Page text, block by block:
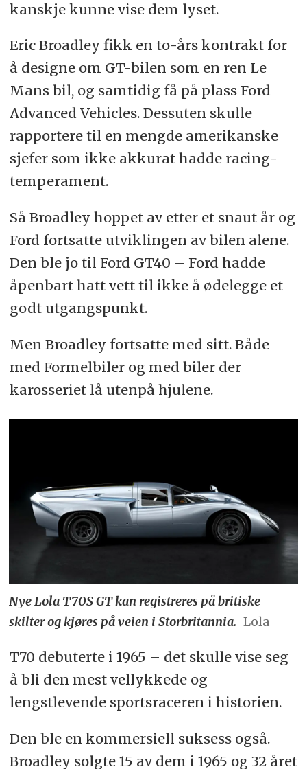
kanskje kunne vise dem lyset.
Eric Broadley fikk en to-års kontrakt for
å designe om GT-bilen som en ren Le
Mans bil, og samtidig få på plass Ford
Advanced Vehicles. Dessuten skulle
rapportere til en mengde amerikanske
sjefer som ikke akkurat hadde racing-
temperament.
Så Broadley hoppet av etter et snaut år og
Ford fortsatte utviklingen av bilen alene.
Den ble jo til Ford GT40 – Ford hadde
åpenbart hatt vett til ikke å ødelegge et
godt utgangspunkt.
Men Broadley fortsatte med sitt. Både
med Formelbiler og med biler der
karosseriet lå utenpå hjulene.
Nye Lola T70S GT kan registreres på britiske
skilter og kjøres på veien i Storbritannia. Lola
T70 debuterte i 1965 – det skulle vise seg
å bli den mest vellykkede og
lengstlevende sportsraceren i historien.
Den ble en kommersiell suksess også.
Broadley solgte 15 av dem i 1965 og 32 året